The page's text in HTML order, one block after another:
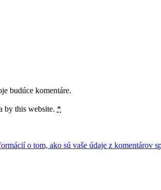
budúce komentáre.
by this website. *
o tom, ako sú vaše údaje z komentárov